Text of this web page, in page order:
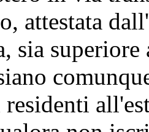
attestata
sia